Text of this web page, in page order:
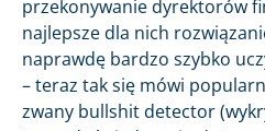
przekonywanie dyrektorów
najlepsze dla nich
naprawdę bardzo szybko
– teraz tak się mówi
zwany bullshit detector